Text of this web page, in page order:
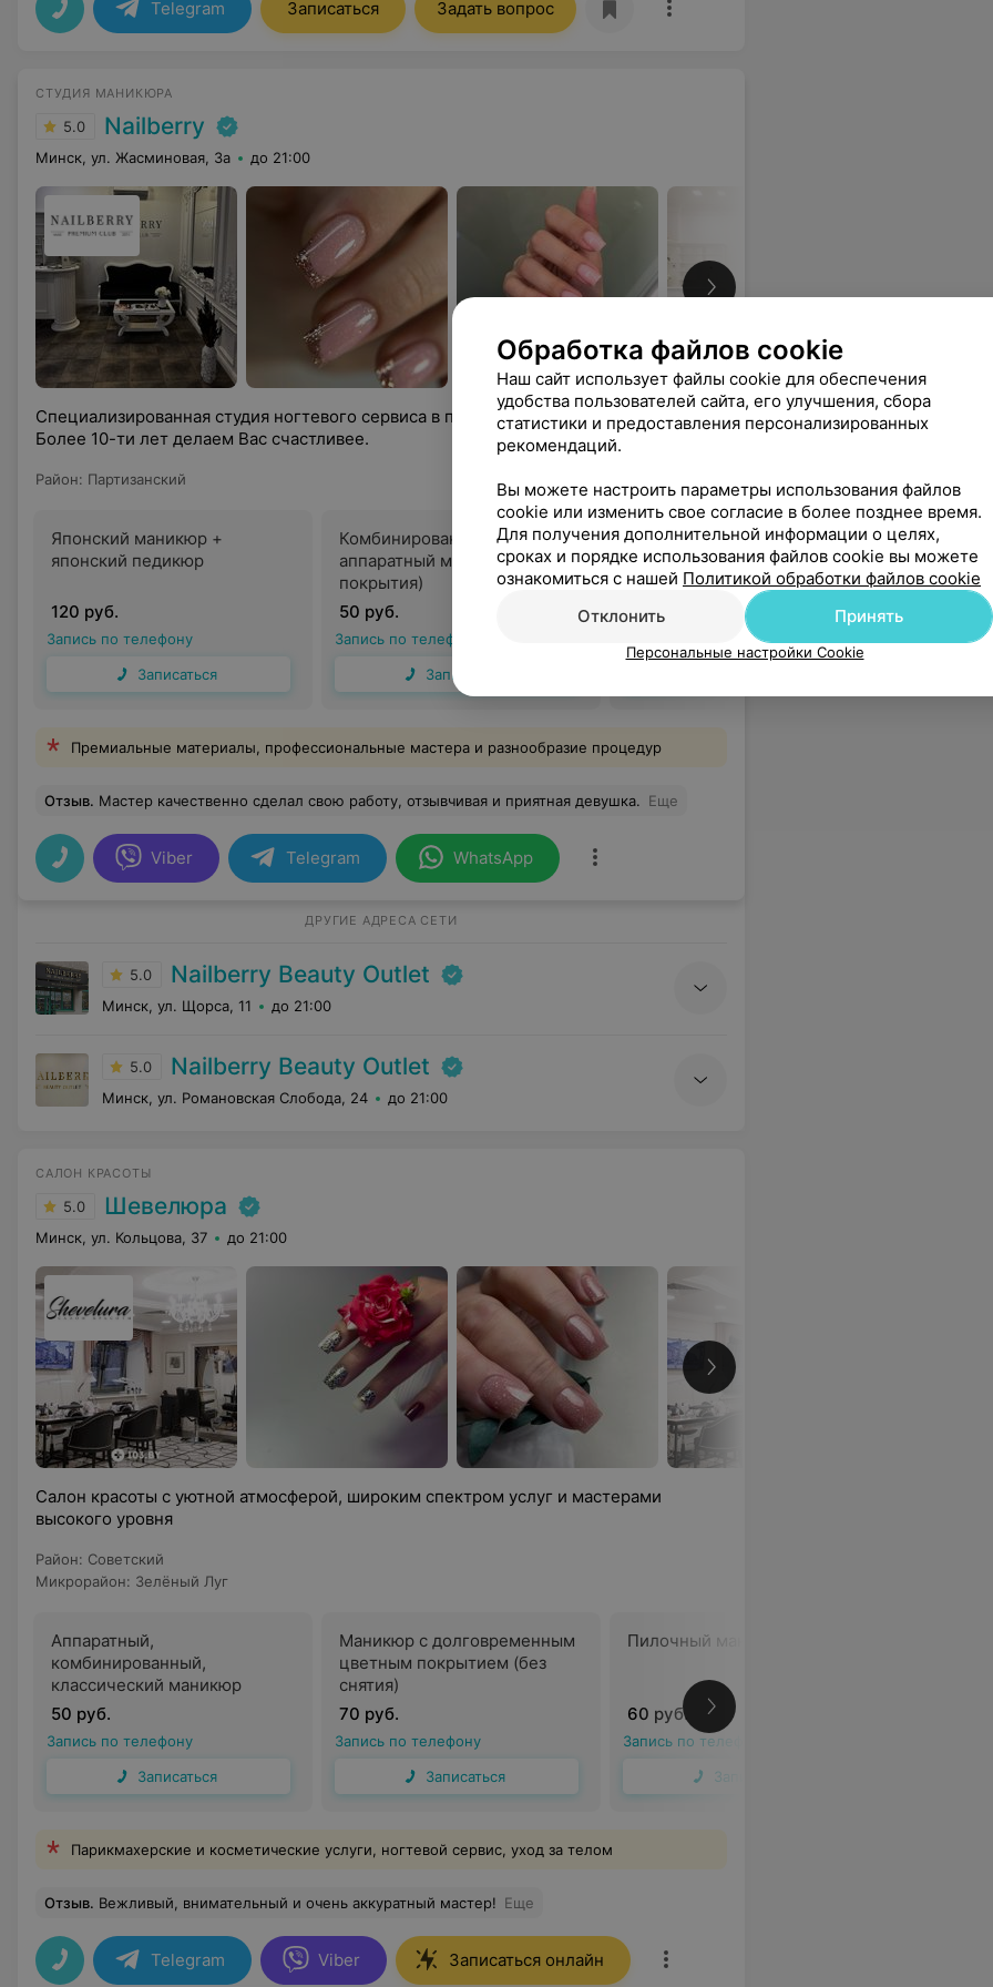
Telegram Записаться Задать вопрос
СТУДИЯ МАНИКЮРА
5.0 Nailberry
Минск, ул. Жасминовая, 3а до 21:00
Специализированная студия ногтевого сервиса в престижном районе Минска.
Более 10-ти лет делаем Вас счастливее.
Район: Партизанский
Японский маникюр +
японский педикюр
120 руб.
Запись по телефону
Записаться
Комбинированный,
аппаратный маникюр (без
покрытия)
50 руб.
Запись по телефону
Записаться
Детский маникюр +
покрытие прозрачным лаком
(до 12 лет)
35 руб.
Запись по телефону
Мужской
Запись по
Премиальные материалы, профессиональные мастера и разнообразие процедур
Отзыв. Мастер качественно сделал свою работу, отзывчивая и приятная девушка. Еще
Viber Telegram WhatsApp
ДРУГИЕ АДРЕСА СЕТИ
5.0 Nailberry Beauty Outlet
Минск, ул. Щорса, 11 до 21:00
5.0 Nailberry Beauty Outlet
Минск, ул. Романовская Слобода, 24 до 21:00
САЛОН КРАСОТЫ
5.0 Шевелюра
Минск, ул. Кольцова, 37 до 21:00
Салон красоты с уютной атмосферой, широким спектром услуг и мастерами
высокого уровня
Район: Советский
Микрорайон: Зелёный Луг
Аппаратный,
комбинированный,
классический маникюр
50 руб.
Запись по телефону
Записаться
Маникюр с долговременным
цветным покрытием (без
снятия)
70 руб.
Запись по телефону
Записаться
Пилочный маникюр
60 руб.
Запись по телефону
Записаться
Парикмахерские и косметические услуги, ногтевой сервис, уход за телом
Отзыв. Вежливый, внимательный и очень аккуратный мастер! Еще
Telegram Viber Записаться онлайн
Обработка файлов cookie
Наш сайт использует файлы cookie для обеспечения
удобства пользователей сайта, его улучшения, сбора
статистики и предоставления персонализированных
рекомендаций.
Вы можете настроить параметры использования файлов
cookie или изменить свое согласие в более позднее время.
Для получения дополнительной информации о целях,
сроках и порядке использования файлов cookie вы можете
ознакомиться с нашей Политикой обработки файлов cookie
Отклонить
Принять
Персональные настройки Cookie